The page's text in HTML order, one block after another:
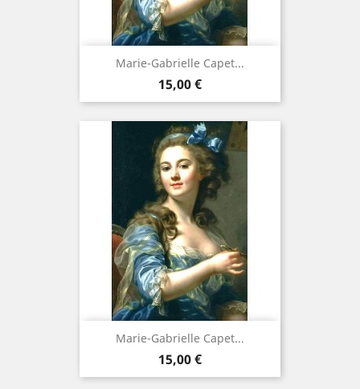
Marie-Gabrielle Capet...
Prix
15,00 €
Marie-Gabrielle Capet...
Prix
15,00 €